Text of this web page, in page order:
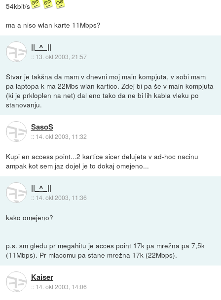
54kbit/s
ma a niso wlan karte 11Mbps?
||_^_||
:: 13. okt 2003, 21:57
Stvar je takšna da mam v dnevni moj main kompjuta, v sobi mam
pa laptopa k ma 22Mbs wlan kartico. Zdej bi pa še v main kompjuta
(ki je prkloplen na net) dal eno tako da ne bi lih kabla vleku po
stanovanju.
SasoS
:: 14. okt 2003, 11:32
Kupi en access point...2 kartice sicer delujeta v ad-hoc nacinu
ampak kot sem jaz dojel je to dokaj omejeno...
||_^_||
:: 14. okt 2003, 11:36
kako omejeno?
p.s. sm gledu pr megahitu je acces point 17k pa mrežna pa 7,5k
(11Mbps). Pr mlacomu pa stane mrežna 17k (22Mbps).
Kaiser
:: 14. okt 2003, 14:06